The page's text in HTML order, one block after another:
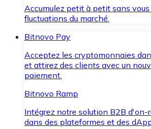
Accumulez petit à petit sans vous
fluctuations du marché.
Bitnovo Pay
Acceptez les cryptomonnaies
et attirez des clients avec un
paiement.
Bitnovo Ramp
Intégrez notre solution B2B
dans des plateformes et des